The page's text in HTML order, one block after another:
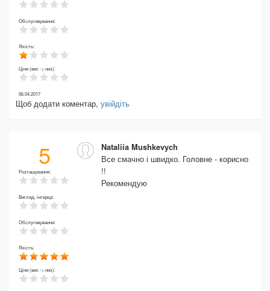
Обслуговування:
Якість:
Ціни (вис -> низ):
06.04.2017
Щоб додати коментар, увійдіть
5
Розташування:
Вигляд, інтерєр:
Обслуговування:
Якість:
Ціни (вис -> низ):
Nataliia Mushkevych
Все смачно і швидко. Головне - корисно
!!
Рекомендую